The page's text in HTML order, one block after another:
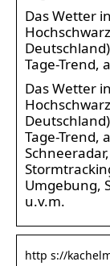
Das Wetter
Tage-Trend,
Das Wetter
Tage-Trend,
Umgebung,
u.v.m.
http s://